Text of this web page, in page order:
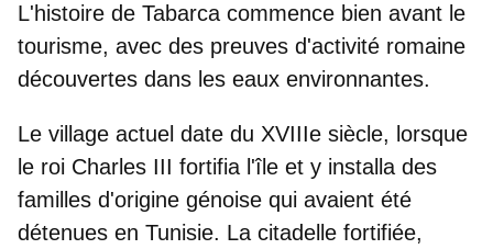
L'histoire de Tabarca commence bien avant le
tourisme, avec des preuves d'activité romaine
découvertes dans les eaux environnantes.
Le village actuel date du XVIIIe siècle, lorsque
le roi Charles III fortifia l'île et y installa des
familles d'origine génoise qui avaient été
détenues en Tunisie. La citadelle fortifiée,